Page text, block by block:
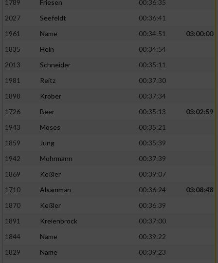
1789 Friesen
00:36:35
2027
Seefeldt
00:36:41
1961
Name 00:34:51
03:00:00
1835
Hein
00:34:54
2013
Schneider
00:35:11
1981
Reitz
00:37:30
1898
Kröber
00:37:34
1726
Beer 00:35:13
03:02:59
1943
Moses
00:35:21
1859
Jung
00:35:39
1942
Mohrmann
00:37:39
1869
Keßler
00:39:07
1710
Alsamman 00:36:24
03:08:48
1870
Keßler
00:36:39
1891
Kreienbrock
00:37:00
1844
Name
00:39:22
1829
Name
00:39:23